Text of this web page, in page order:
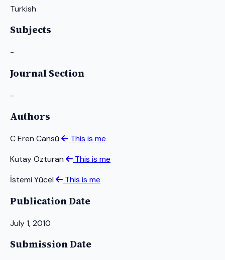
Turkish
Subjects
-
Journal Section
-
Authors
C Eren Cansü
This is me
Kutay Özturan
This is me
İstemi Yücel
This is me
Publication Date
July 1, 2010
Submission Date